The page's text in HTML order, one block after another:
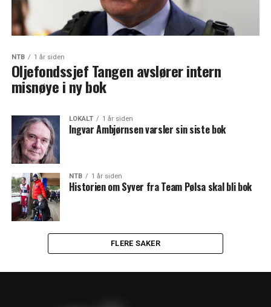
NTB 1 år siden
Oljefondssjef Tangen avslører intern
misnøye i ny bok
LOKALT 1 år siden
Ingvar Ambjørnsen varsler sin siste bok
NTB 1 år siden
Historien om Syver fra Team Pølsa skal bli bok
FLERE SAKER